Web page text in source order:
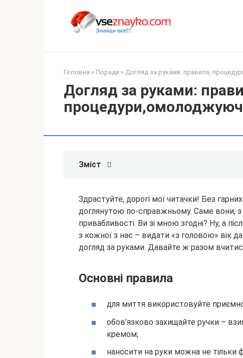
Головна » Поради » Догляд за руками: правила,
Догляд за руками:
Зміст
Здрастуйте, дорогі мої читачки! Без
доглянутою по-справжньому. Саме вони,
привабливості. Ви зі мною згодні? Ну, а
з кожної з нас – видати «з головою» вік
догляд за руками. Давайте ж разом
Основні правила
для миття використовуйте приємно
обов’язково захищайте ручки –
кремом;
наносити на руки можна не тільки